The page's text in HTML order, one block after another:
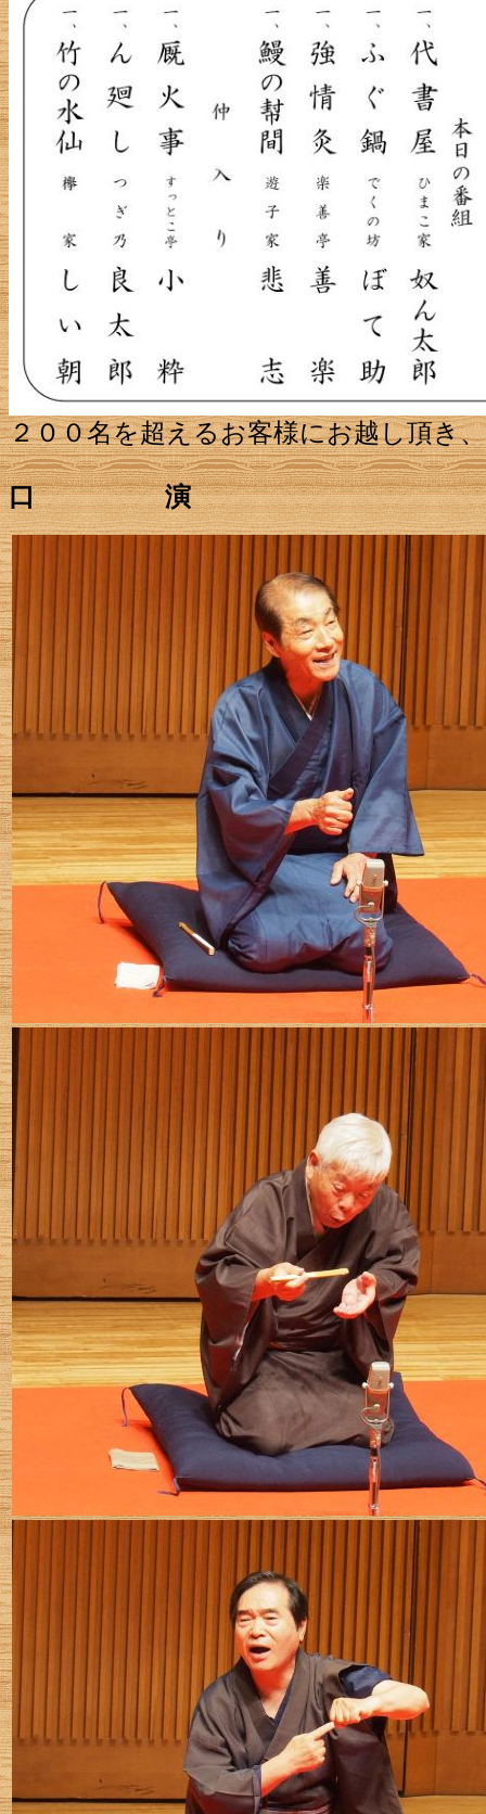
２００名を超えるお客様にお越し頂き
口 演